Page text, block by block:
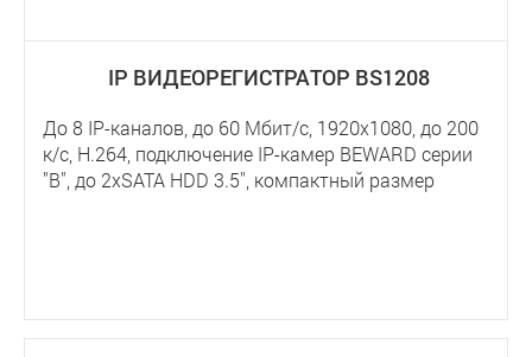
IP ВИДЕОРЕГИСТРАТОР BS1208
До 8 IP-каналов, до 60 Мбит/с, 1920х1080, до 200
к/с, Н.264, подключение IP-камер BEWARD серии
"B", до 2хSATA HDD 3.5'', компактный размер